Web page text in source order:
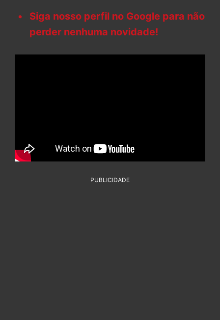
Siga nosso perfil no Google para não
perder nenhuma novidade!
PUBLICIDADE